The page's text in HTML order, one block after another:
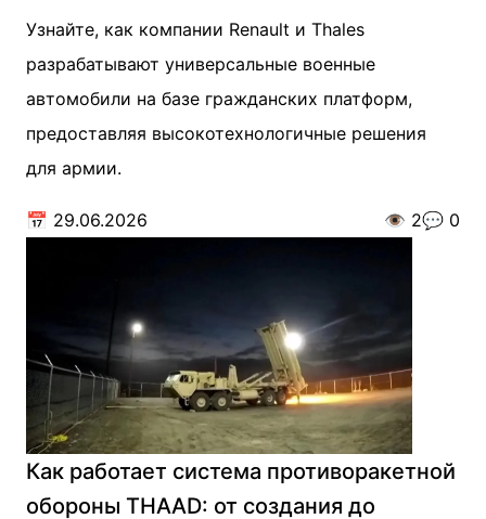
Узнайте, как компании Renault и Thales
разрабатывают универсальные военные
автомобили на базе гражданских платформ,
предоставляя высокотехнологичные решения
для армии.
📅 29.06.2026 👁️ 2💬 0
Как работает система противоракетной
обороны THAAD: от создания до